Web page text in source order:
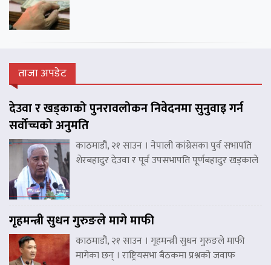
ताजा अपडेट
देउवा र खड्काको पुनरावलोकन निवेदनमा सुनुवाइ गर्न
सर्वोच्चको अनुमति
काठमाडौं, २१ साउन । नेपाली कांग्रेसका पुर्व सभापति
शेरबहादुर देउवा र पूर्व उपसभापति पूर्णबहादुर खड्काले
गृहमन्त्री सुधन गुरुङले मागे माफी
काठमाडौं, २१ साउन । गृहमन्त्री सुधन गुरुङले माफी
मागेका छन् । राष्ट्रियसभा बैठकमा प्रश्नको जवाफ